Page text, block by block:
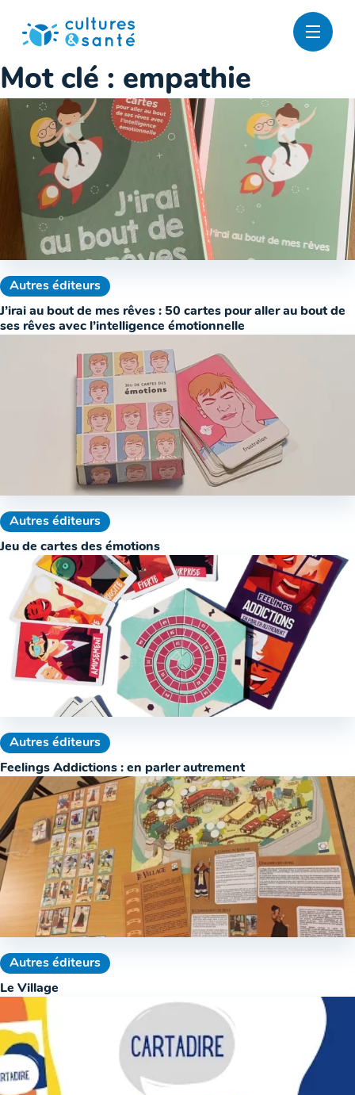
contenu
Mot clé : empathie
Autres éditeurs
J’irai au bout de mes rêves : 50 cartes pour aller au bout de
ses rêves avec l’intelligence émotionnelle
Autres éditeurs
Jeu de cartes des émotions
Autres éditeurs
Feelings Addictions : en parler autrement
Autres éditeurs
Le Village